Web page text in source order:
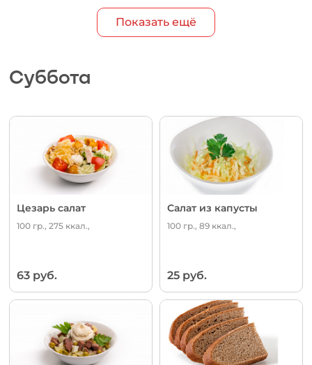
Показать ещё
Суббота
Цезарь салат
100 гр., 275 ккал.,
63 руб.
Салат из капусты
100 гр., 89 ккал.,
25 руб.